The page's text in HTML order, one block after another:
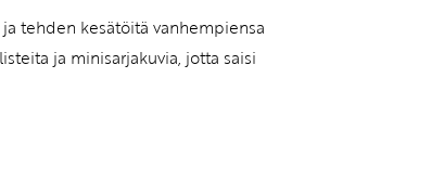
tehden kesätöitä vanhempiensa
ja minisarjakuvia, jotta saisi